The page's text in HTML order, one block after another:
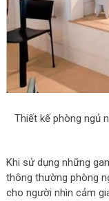
Thiết kế phòng ngủ
Khi sử dụng những
thông thường phòng
cho người nhìn cảm